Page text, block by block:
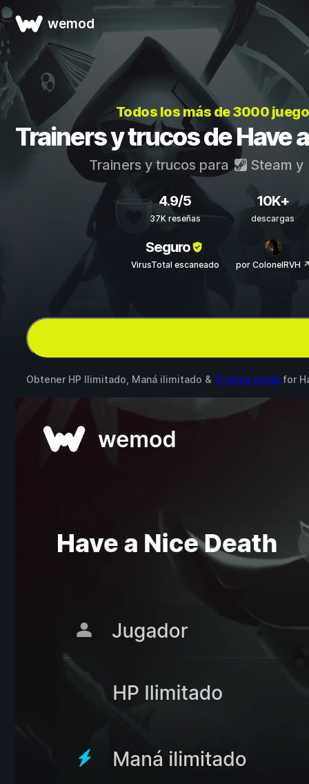
wemod
Todos los más de 3000
Trainers y trucos de Have
Trainers y trucos para Steam y
4.9/5
37K reseñas
10K+
descargas
Seguro
VirusTotal escaneado por ColonelRVH
Obtener HP Ilimitado, Maná ilimitado & 11 otros mods for